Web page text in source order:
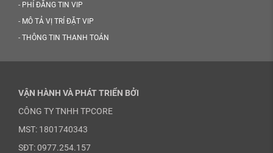
- PHÍ ĐĂNG TIN VIP
- MÔ TẢ VỊ TRÍ ĐẶT VIP
- THÔNG TIN THANH TOÁN
VẬN HÀNH VÀ PHÁT TRIỂN BỞI
CÔNG TY TNHH TPCORE
MST: 1801740343
SĐT: 0977.254.157